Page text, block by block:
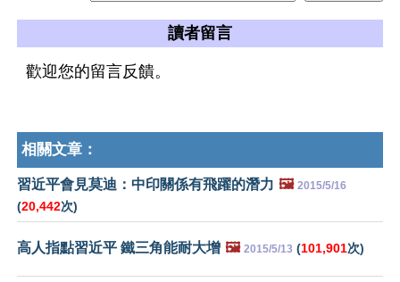
讀者留言
歡迎您的留言反饋。
相關文章：
習近平會見莫迪：中印關係有飛躍的潛力 🖼️ 2015/5/16
(20,442次)
高人指點習近平 鐵三角能耐大增 🖼️ 2015/5/13 (101,901次)